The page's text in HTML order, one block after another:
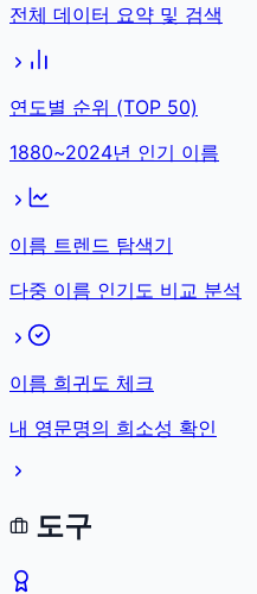
전체 데이터 요약 및 검색
연도별 순위 (TOP 50)
1880~2024년 인기 이름
이름 트렌드 탐색기
다중 이름 인기도 비교 분석
이름 희귀도 체크
내 영문명의 희소성 확인
도구